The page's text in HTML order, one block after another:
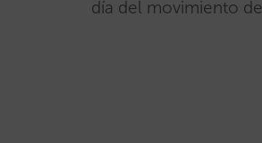
día del movimiento